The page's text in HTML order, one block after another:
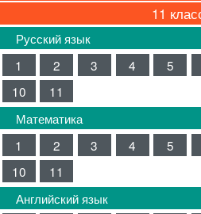
11
Русский язык
1
2 3 4 5
10
11
Математика
1
2 3 4 5
10
11
Английский язык